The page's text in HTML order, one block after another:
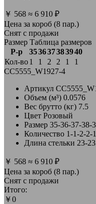
￥ 568 ≈ 6 910 ₽
Цена за короб (8 пар.)
Снят с продажи
Размер Таблица размеров
Р-р
353637383940
Кол-во1 1 2 2 1
1
CC5555_W1927-4
Артикул
Объем (м³) 0.0576
Вес брутто (кг) 7.5
Цвет Розовый
Размер 35-36-37-38-
Количество 1-1-2-2-
Длина стельки 23-
￥ 568 ≈ 6 910 ₽
Цена за короб (8 пар.)
Снят с продажи
Итого:
￥0